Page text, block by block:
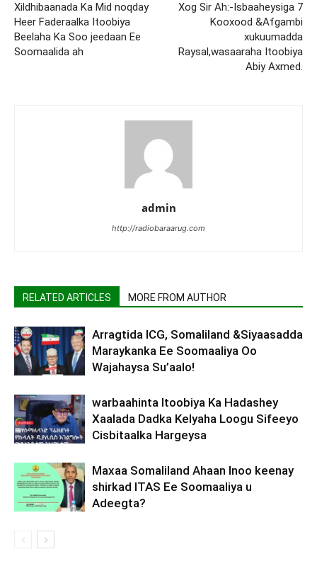
Xildhibaanada Ka Mid noqday
Heer Faderaalka Itoobiya
Beelaha Ka Soo jeedaan Ee
Soomaalida ah
Xog Sir Ah:-Isbaaheysiga 7
Kooxood &Afgambi
xukuumadda
Raysal,wasaaraha Itoobiya
Abiy Axmed.
admin
http://radiobaraarug.com
RELATED ARTICLES MORE FROM AUTHOR
Arragtida ICG, Somaliland &Siyaasadda
Maraykanka Ee Soomaaliya Oo
Wajahaysa Su’aalo!
warbaahinta Itoobiya Ka Hadashey
Xaalada Dadka Kelyaha Loogu Sifeeyo
Cisbitaalka Hargeysa
Maxaa Somaliland Ahaan Inoo keenay
shirkad ITAS Ee Soomaaliya u
Adeegta?